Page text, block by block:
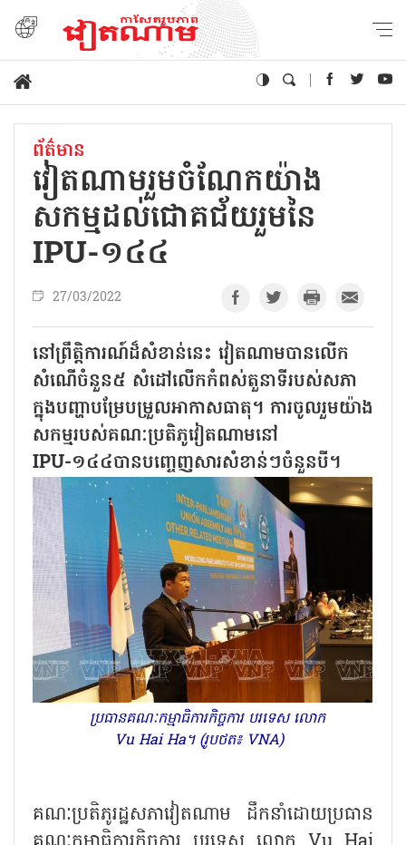
ព័ត៌មាន
វៀតណាមរួមចំណែកយ៉ាង
សកម្មដល់ជោគជ័យរួមនៃ
IPU-១៤៤
27/03/2022
នៅព្រឹត្តិការណ៍ដ៏សំខាន់នេះ វៀតណាមបានលើក
សំណើចំនួន៥ សំដៅលើកកំពស់តួនាទីរបស់សភា
ក្នុងបញ្ហាបម្រែបម្រួលអាកាសធាតុ។ ការចូលរួមយ៉ាង
សកម្មរបស់គណៈប្រតិភូវៀតណាមនៅ
IPU-១៤៤បានបញ្ចេញសារសំខាន់ៗចំនួនបី។
ប្រធានគណៈកម្មាធិការកិច្ចការ បរទេស លោក
Vu Hai Ha។ (រូបថត៖ VNA)
គណៈប្រតិភូរដ្ឋសភាវៀតណាម ដឹកនាំដោយប្រធាន